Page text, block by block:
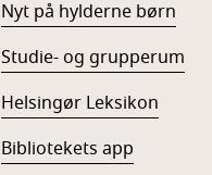
Nyt på hylderne børn
Studie- og grupperum
Helsingør Leksikon
Bibliotekets app